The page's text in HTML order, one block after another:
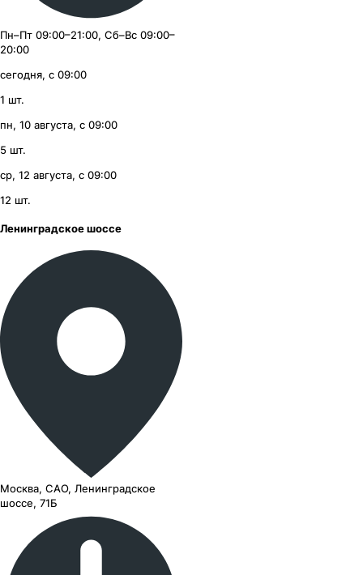
Пн–Пт 09:00–21:00, Сб–Вс 09:00–
20:00
сегодня, с 09:00
1 шт.
пн, 10 августа, с 09:00
5 шт.
ср, 12 августа, с 09:00
12 шт.
Ленинградское шоссе
Москва, САО, Ленинградское
шоссе, 71Б